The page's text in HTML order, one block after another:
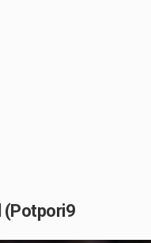
(Potpori9